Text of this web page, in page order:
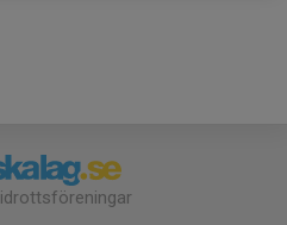
idrottsföreningar